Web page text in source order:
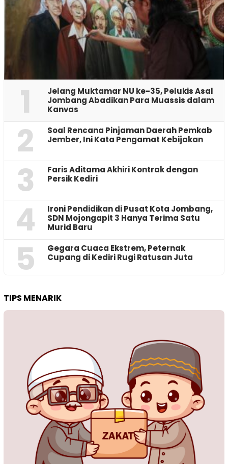
1
Jelang Muktamar NU ke-35, Pelukis Asal
Jombang Abadikan Para Muassis dalam
Kanvas
2
‎Soal Rencana Pinjaman Daerah Pemkab
Jember, Ini Kata Pengamat Kebijakan ‎
3
Faris Aditama Akhiri Kontrak dengan
Persik Kediri
4
Ironi Pendidikan di Pusat Kota Jombang,
SDN Mojongapit 3 Hanya Terima Satu
Murid Baru
5
‎Gegara Cuaca Ekstrem, Peternak
Cupang di Kediri Rugi Ratusan Juta
TIPS MENARIK